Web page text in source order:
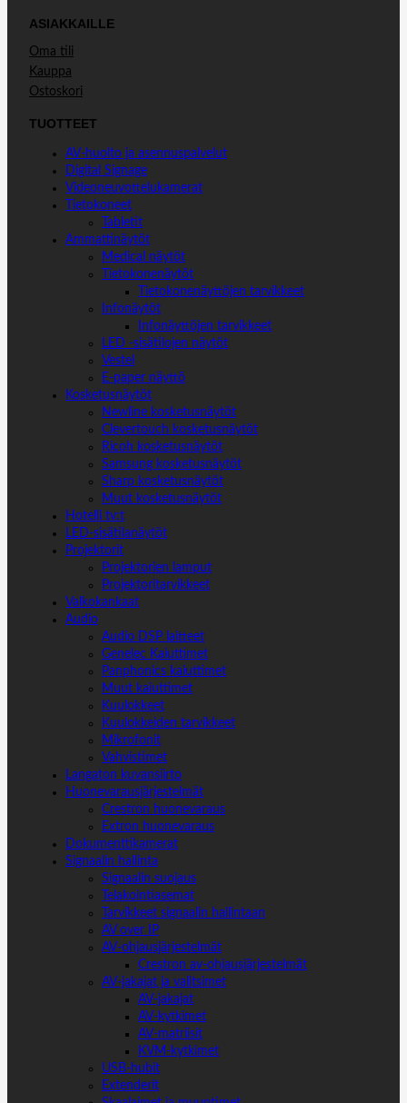
ASIAKKAILLE
Oma tili
Kauppa
Ostoskori
TUOTTEET
AV-huolto ja asennuspalvelut
Digital Signage
Videoneuvottelukamerat
Tietokoneet
Tabletit
Ammattinäytöt
Medical näytöt
Tietokonenäytöt
Tietokonenäyttöjen tarvikkeet
Infonäytöt
Infonäyttöjen tarvikkeet
LED -sisätilojen näytöt
Vestel
E-paper näyttö
Kosketusnäytöt
Newline kosketusnäytöt
Clevertouch kosketusnäytöt
Ricoh kosketusnäytöt
Samsung kosketusnäytöt
Sharp kosketusnäytöt
Muut kosketusnäytöt
Hotelli tv:t
LED-sisätilanäytöt
Projektorit
Projektorien lamput
Projektoritarvikkeet
Valkokankaat
Audio
Audio DSP laitteet
Genelec Kaiuttimet
Panphonics kaiuttimet
Muut kaiuttimet
Kuulokkeet
Kuulokkeiden tarvikkeet
Mikrofonit
Vahvistimet
Langaton kuvansiirto
Huonevarausjärjestelmät
Crestron huonevaraus
Extron huonevaraus
Dokumenttikamerat
Signaalin hallinta
Signaalin suojaus
Telakointiasemat
Tarvikkeet signaalin hallintaan
AV over IP
AV-ohjausjärjestelmät
Crestron av-ohjausjärjestelmät
AV-jakajat ja valitsimet
AV-jakajat
AV-kytkimet
AV-matriisit
KVM-kytkimet
USB-hubit
Extenderit